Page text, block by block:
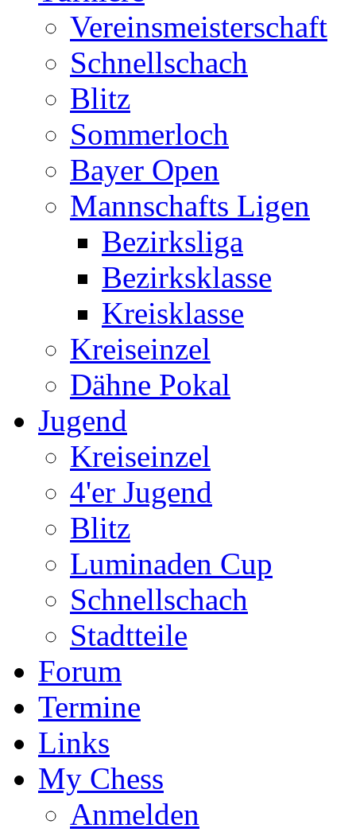
Vereinsmeisterschaft
Schnellschach
Blitz
Sommerloch
Bayer Open
Mannschafts Ligen
Bezirksliga
Bezirksklasse
Kreisklasse
Kreiseinzel
Dähne Pokal
Jugend
Kreiseinzel
4'er Jugend
Blitz
Luminaden Cup
Schnellschach
Stadtteile
Forum
Termine
Links
My Chess
Anmelden